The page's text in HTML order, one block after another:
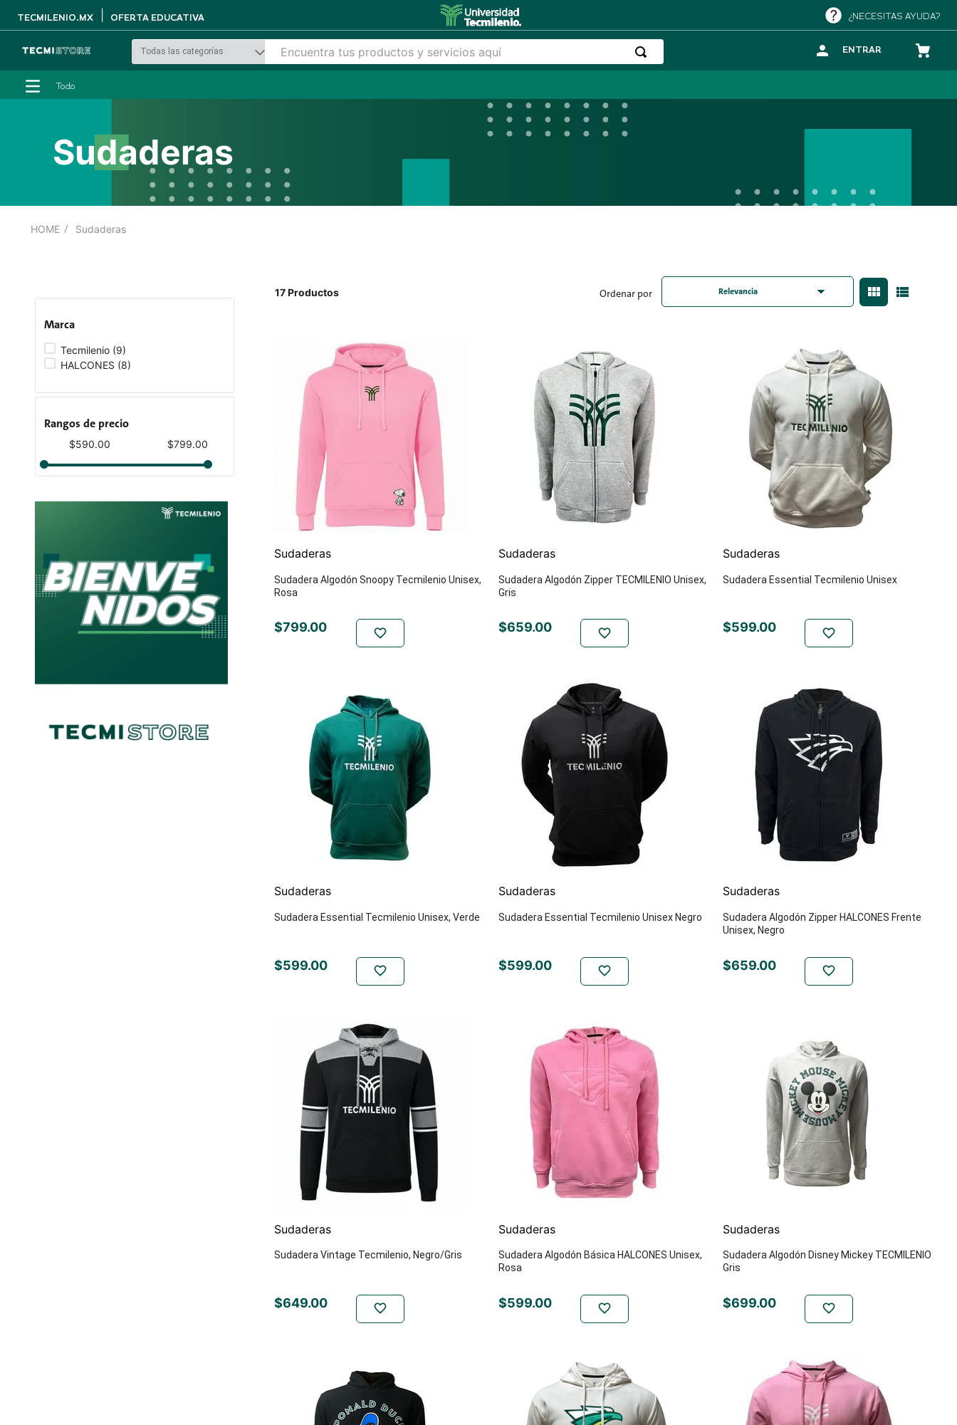
TECMILENIO.MX OFERTA EDUCATIVA ¿NECESITAS AYUDA?
ENTRAR
Todo
Sudaderas
Sudaderas
Marca
Tecmilenio (9)
HALCONES (8)
Rangos de precio
$590.00 $799.00
17Productos Ordenar por Relevancia
Sudaderas
Sudadera Algodón Snoopy Tecmilenio Unisex,
Rosa
$799.00
Sudaderas
Sudadera Algodón Zipper TECMILENIO Unisex,
Gris
$659.00
Sudaderas
Sudadera Essential Tecmilenio Unisex
$599.00
Sudaderas
Sudadera Essential Tecmilenio Unisex, Verde
$599.00
Sudaderas
Sudadera Essential Tecmilenio Unisex Negro
$599.00
Sudaderas
Sudadera Algodón Zipper HALCONES Frente
Unisex, Negro
$659.00
Sudaderas
Sudadera Vintage Tecmilenio, Negro/Gris
$649.00
Sudaderas
Sudadera Algodón Básica HALCONES Unisex,
Rosa
$599.00
Sudaderas
Sudadera Algodón Disney Mickey TECMILENIO
Gris
$699.00